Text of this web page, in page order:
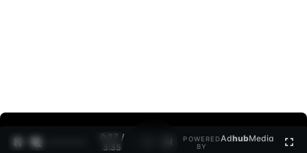
0:27 /
3:35
POWERED
BY
AdhubMedia